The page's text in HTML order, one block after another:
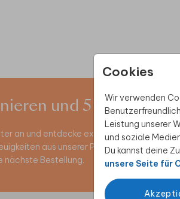
Cookies
Wir verwenden
Leistung unserer
und soziale
Du kannst deine
unsere Seite für
und 5 € Rabatt
an und entdecke exklusive Angebote,
aus unserer Produktwelt. Als
nächste Bestellung.